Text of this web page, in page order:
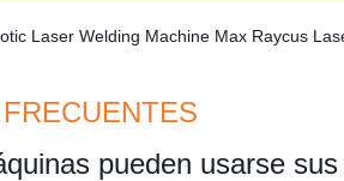
pueden usarse